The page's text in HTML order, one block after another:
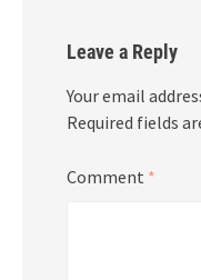
Leave a Reply
Your email
Required fields
Comment *